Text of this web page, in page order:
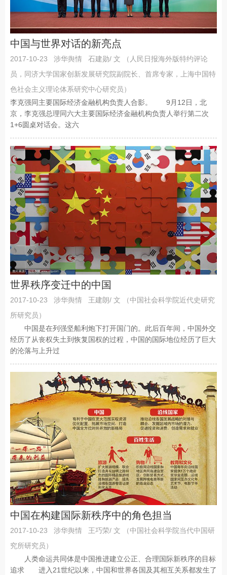
中国与世界对话的新亮点
2017-10-23 涉华舆情
石建勋/ 文 （人民日报海外版特约评论
员，同济大学国家创新发展研究院副院长、首席专家，上海中国特
色社会主义理论体系研究中心研究员）
李克强同主要国际经济金融机构负责人合影。 9月12日，北
京，李克强总理同六大主要国际经济金融机构负责人举行第二次
1+6圆桌对话会。这六
世界秩序变迁中的中国
2017-10-23 涉华舆情
王建朗/ 文 （中国社会科学院近代史研究
所研究员）
中国是在列强坚船利炮下打开国门的。此后百年间，中国外交
经历了从丧权失土到恢复国权的过程，中国的国际地位经历了巨大
的沦落与上升过
中国在构建国际新秩序中的角色担当
2017-10-23 涉华舆情
王巧荣/ 文 （中国社会科学院当代中国研
究所研究员）
人类命运共同体是中国推进建立公正、合理国际新秩序的目标
追求 进入21世纪以来，中国和世界各国及其相互关系都发生了